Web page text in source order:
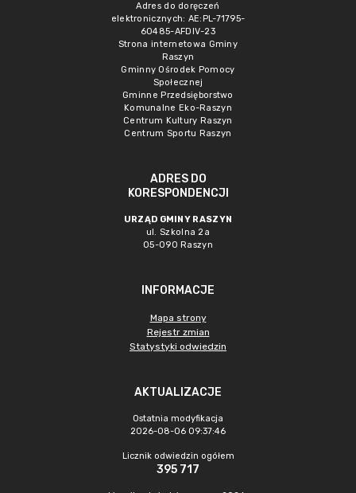
Adres do doręczeń
elektronicznych: AE:PL-71795-
60485-AFDIV-23
Strona internetowa Gminy
Raszyn
Gminny Ośrodek Pomocy
Społecznej
Gminne Przedsięborstwo
Komunalne Eko-Raszyn
Centrum Kultury Raszyn
Centrum Sportu Raszyn
ADRES DO
KORESPONDENCJI
URZĄD GMINY RASZYN
ul. Szkolna 2a
05-090 Raszyn
INFORMACJE
Mapa strony
Rejestr zmian
Statystyki odwiedzin
AKTUALIZACJE
Ostatnia modyfikacja
2026-08-06 09:37:46
Licznik odwiedzin ogółem
395 717